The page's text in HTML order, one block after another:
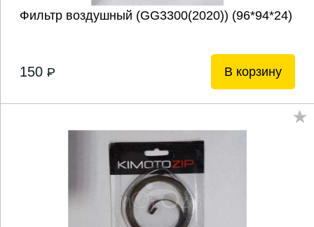
Фильтр воздушный (GG3300(2020)) (96*94*24)
150 P В корзину